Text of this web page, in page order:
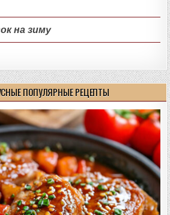
на зиму
ПОПУЛЯРНЫЕ РЕЦЕПТЫ